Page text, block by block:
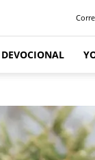
DEVOCIONAL